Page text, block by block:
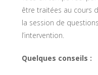
être traitées au cours
la session de
l’intervention.
Quelques conseils :